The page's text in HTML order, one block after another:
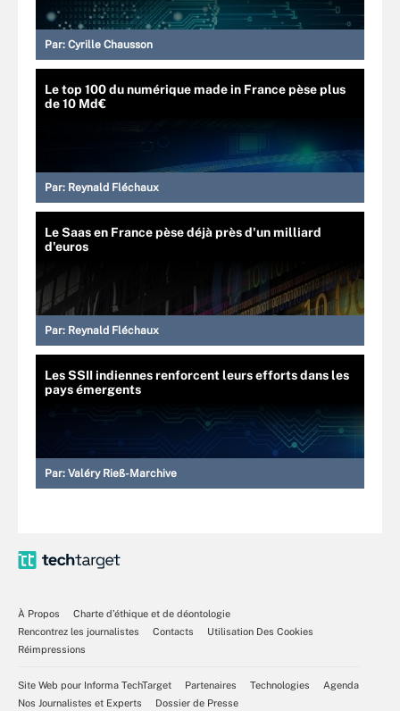
Par: Cyrille Chausson
Le top 100 du numérique made in France pèse plus
de 10 Md€
Par: Reynald Fléchaux
Le Saas en France pèse déjà près d'un milliard
d'euros
Par: Reynald Fléchaux
Les SSII indiennes renforcent leurs efforts dans les
pays émergents
Par: Valéry Rieß-Marchive
À Propos
Charte d’éthique et de déontologie
Rencontrez les journalistes
Contacts
Utilisation Des Cookies
Réimpressions
Site Web pour Informa TechTarget Partenaires Technologies
Agenda
Nos Journalistes et Experts
Dossier de Presse